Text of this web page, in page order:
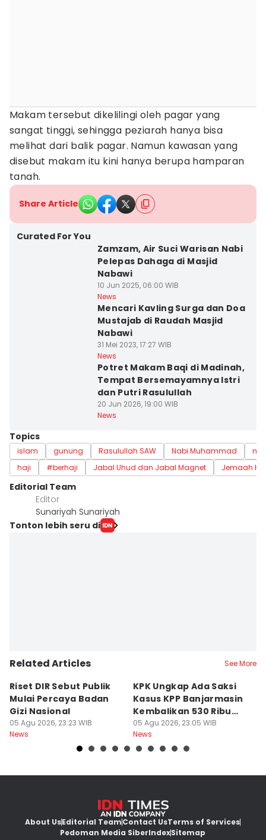
Makam tersebut dikelilingi oleh pagar yang
sangat tinggi, sehingga peziarah hanya bisa
melihat dari balik pagar. Namun kawasan yang
disebut makam itu kini hanya berupa hamparan
tanah.
Share Article
Curated For You
Zamzam, Air Suci Warisan Nabi
Pelepas Dahaga di Masjid
Nabawi
10 Jun 2025, 06:00 WIB
News
Mencari Kavling Surga dan Doa
Mustajab di Raudah Masjid
Nabawi
31 Mei 2023, 17:27 WIB
News
Potret Makam Baqi di Madinah,
Tempat Bersemayamnya Istri
dan Putri Rasulullah
20 Jun 2026, 19:00 WIB
News
Topics
islam gunung Rasulullah SAW Nabi Muhammad
haji
#berhaji Jabal Uhud dan Jabal Magnet Jemaah
Editorial Team
Editor
Sunariyah Sunariyah
Tonton lebih seru di
Related Articles See More
Riset DIR Sebut Publik
Mulai Percaya Badan
Gizi Nasional
05 Agu 2026, 23:23 WIB
News
KPK Ungkap Ada Saksi
Kasus KPP Banjarmasin
Kembalikan 530 Ribu
Dolar
05 Agu 2026, 23:05 WIB
News
About UsEditorial TeamContact UsTerms of Services
Pedoman Media SiberIndexSitemap